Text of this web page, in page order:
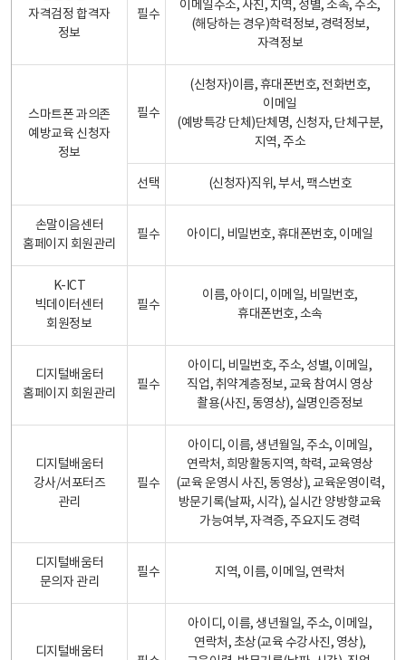
자격검정 합격자
정보
필수
이메일주소, 사진, 지역, 성별, 소속, 주소,
(해당하는 경우)학력정보, 경력정보,
자격정보
스마트폰 과의존
예방교육 신청자
정보
필수
(신청자)이름, 휴대폰번호, 전화번호,
이메일
(예방특강 단체)단체명, 신청자, 단체구분,
지역, 주소
선택 (신청자)직위, 부서, 팩스번호
손말이음센터
홈페이지 회원관리
필수 아이디, 비밀번호, 휴대폰번호, 이메일
K-ICT
빅데이터센터
회원정보
필수
이름, 아이디, 이메일, 비밀번호,
휴대폰번호, 소속
디지털배움터
홈페이지 회원관리
필수
아이디, 비밀번호, 주소, 성별, 이메일,
직업, 취약계층정보, 교육 참여시 영상
촬용(사진, 동영상), 실명인증정보
디지털배움터
강사/서포터즈
관리
필수
아이디, 이름, 생년월일, 주소, 이메일,
연락처, 희망활동지역, 학력, 교육영상
(교육 운영시 사진, 동영상), 교육운영이력,
방문기록(날짜, 시각), 실시간 양방향교육
가능여부, 자격증, 주요지도 경력
디지털배움터
문의자 관리
필수 지역, 이름, 이메일, 연락처
디지털배움터
아이디, 이름, 생년월일, 주소, 이메일,
연락처, 초상(교육 수강사진, 영상),